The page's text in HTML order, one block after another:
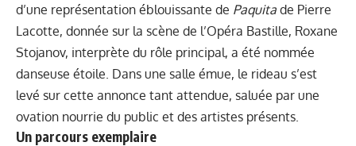
d’une représentation éblouissante de Paquita de Pierre
Lacotte, donnée sur la scène de l’Opéra Bastille, Roxane
Stojanov, interprète du rôle principal, a été nommée
danseuse étoile. Dans une salle émue, le rideau s’est
levé sur cette annonce tant attendue, saluée par une
ovation nourrie du public et des artistes présents.
Un parcours exemplaire